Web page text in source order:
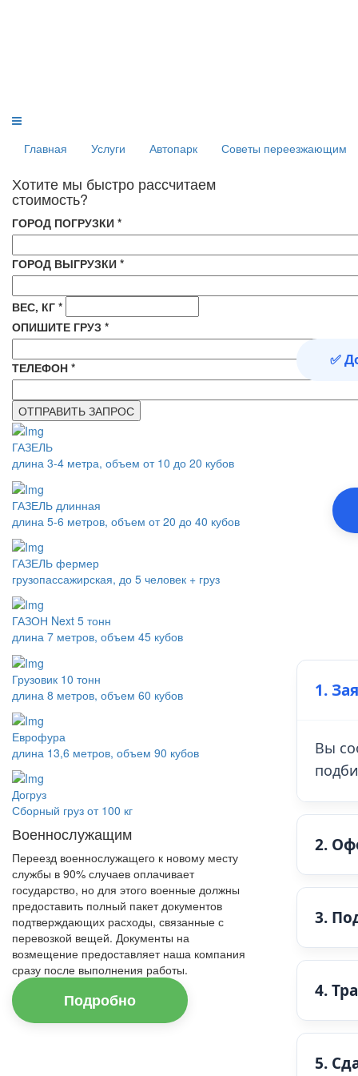
Главная Услуги Автопарк Советы переезжающим
Хотите мы быстро рассчитаем
стоимость?
ГОРОД ПОГРУЗКИ *
ГОРОД ВЫГРУЗКИ *
ВЕС, КГ *
ОПИШИТЕ ГРУЗ *
ТЕЛЕФОН *
ГАЗЕЛЬ
длина 3-4 метра, объем от 10 до 20 кубов
ГАЗЕЛЬ длинная
длина 5-6 метров, объем от 20 до 40 кубов
ГАЗЕЛЬ фермер
грузопассажирская, до 5 человек + груз
ГАЗОН Next 5 тонн
длина 7 метров, объем 45 кубов
Грузовик 10 тонн
длина 8 метров, объем 60 кубов
Еврофура
длина 13,6 метров, объем 90 кубов
Догруз
Сборный груз от 100 кг
Военнослужащим
Переезд военнослужащего к новому месту
службы в 90% случаев оплачивает
государство, но для этого военные должны
предоставить полный пакет документов
подтверждающих расходы, связанные с
перевозкой вещей. Документы на
возмещение предоставляет наша компания
сразу после выполнения работы.
Подробно
✅
1.
Вы
2.
3.
4.
5.